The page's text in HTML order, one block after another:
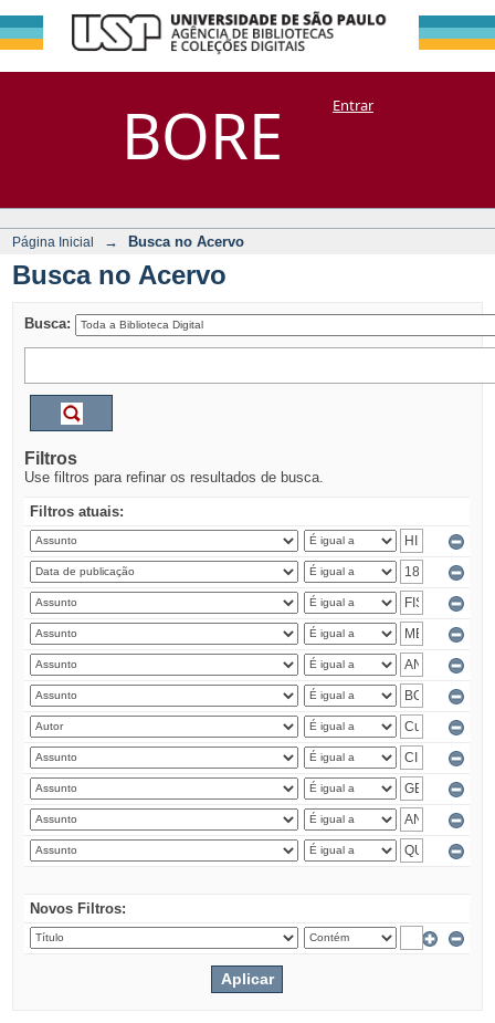
BORE
Busca no Acervo
DSpace/Manakin + CoriscoEntrar
Página Inicial → Busca no Acervo
Busca no Acervo
Busca:
Filtros
Use filtros para refinar os resultados de busca.
Filtros atuais:
Novos Filtros: